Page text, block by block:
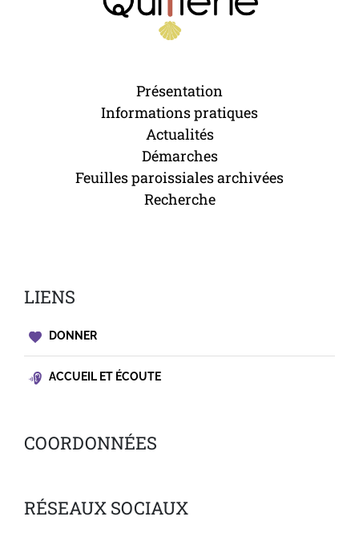
Présentation
Informations pratiques
Actualités
Démarches
Feuilles paroissiales archivées
Recherche
LIENS
DONNER
ACCUEIL ET ÉCOUTE
COORDONNÉES
RÉSEAUX SOCIAUX